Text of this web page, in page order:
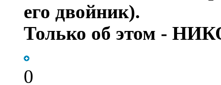
его двойник).
Только об этом -
0